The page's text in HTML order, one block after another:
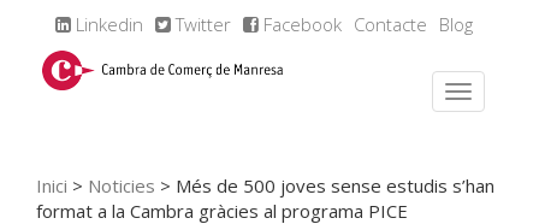
Linkedin Twitter Facebook Contacte Blog
Inici > Noticies > Més de 500 joves sense estudis s’han
format a la Cambra gràcies al programa PICE